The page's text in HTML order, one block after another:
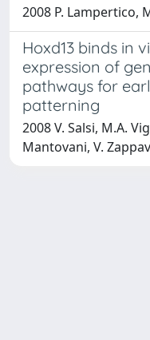
2008 P. Lampertico,
Hoxd13 binds in
expression of
pathways for
patterning
2008 V. Salsi, M.A.
Mantovani, V.